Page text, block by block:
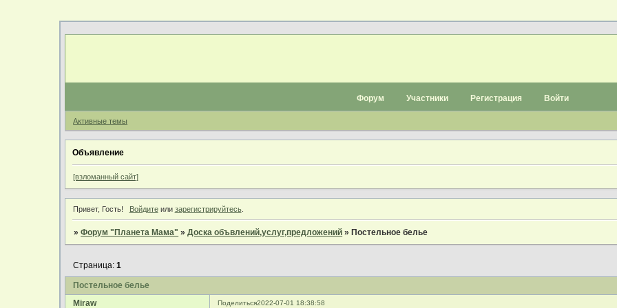
Форум Участники Регистрация Войти
Активные темы
Объявление
[взломанный сайт]
Привет, Гость! Войдитеили зарегистрируйтесь.
»Форум "Планета Мама" »Доска объвлений,услуг,предложений »Постельное белье
Постельное белье
Страница:1
Поделиться2022-07-01 18:38:58
Miraw